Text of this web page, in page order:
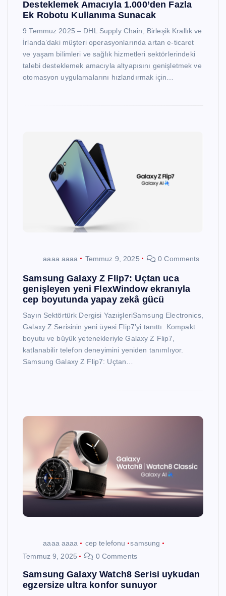
Desteklemek Amacıyla 1.000’den Fazla
Ek Robotu Kullanıma Sunacak
9 Temmuz 2025 – DHL Supply Chain, Birleşik Krallık ve
İrlanda’daki müşteri operasyonlarında artan e-ticaret
ve yaşam bilimleri ve sağlık hizmetleri sektörlerindeki
talebi desteklemek amacıyla altyapısını genişletmek ve
otomasyon uygulamalarını hızlandırmak için…
aaaa aaaa Temmuz 9, 2025 0 Comments
Samsung Galaxy Z Flip7: Uçtan uca
genişleyen yeni FlexWindow ekranıyla
cep boyutunda yapay zekâ gücü
Sayın Sektörtürk Dergisi YazıişleriSamsung Electronics,
Galaxy Z Serisinin yeni üyesi Flip7’yi tanıttı. Kompakt
boyutu ve büyük yetenekleriyle Galaxy Z Flip7,
katlanabilir telefon deneyimini yeniden tanımlıyor.
Samsung Galaxy Z Flip7: Uçtan…
aaaa aaaa cep telefonu
samsung
Temmuz 9, 2025
0 Comments
Samsung Galaxy Watch8 Serisi uykudan
egzersize ultra konfor sunuyor